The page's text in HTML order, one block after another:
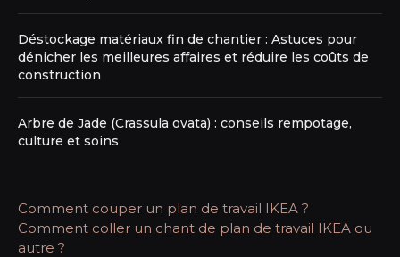
Déstockage matériaux fin de chantier : Astuces pour
dénicher les meilleures affaires et réduire les coûts de
construction
Arbre de Jade (Crassula ovata) : conseils rempotage,
culture et soins
Comment couper un plan de travail IKEA ?
Comment coller un chant de plan de travail IKEA ou
autre ?